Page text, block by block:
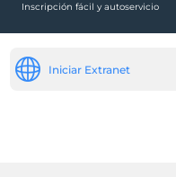
habitaciones
cuna
Transporte al
Inscripción fácil y autoservicio
Iniciar Extranet